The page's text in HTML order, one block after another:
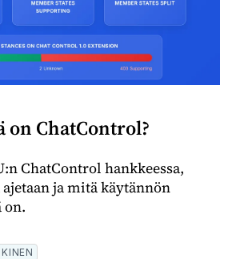
on ChatControl?
ChatControl hankkeessa,
ja mitä käytännön